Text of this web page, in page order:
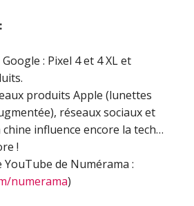
: Pixel 4 et 4 XL et
produits Apple (lunettes
réseaux sociaux et
chine influence encore la tech…
!
YouTube de Numérama :
numerama)